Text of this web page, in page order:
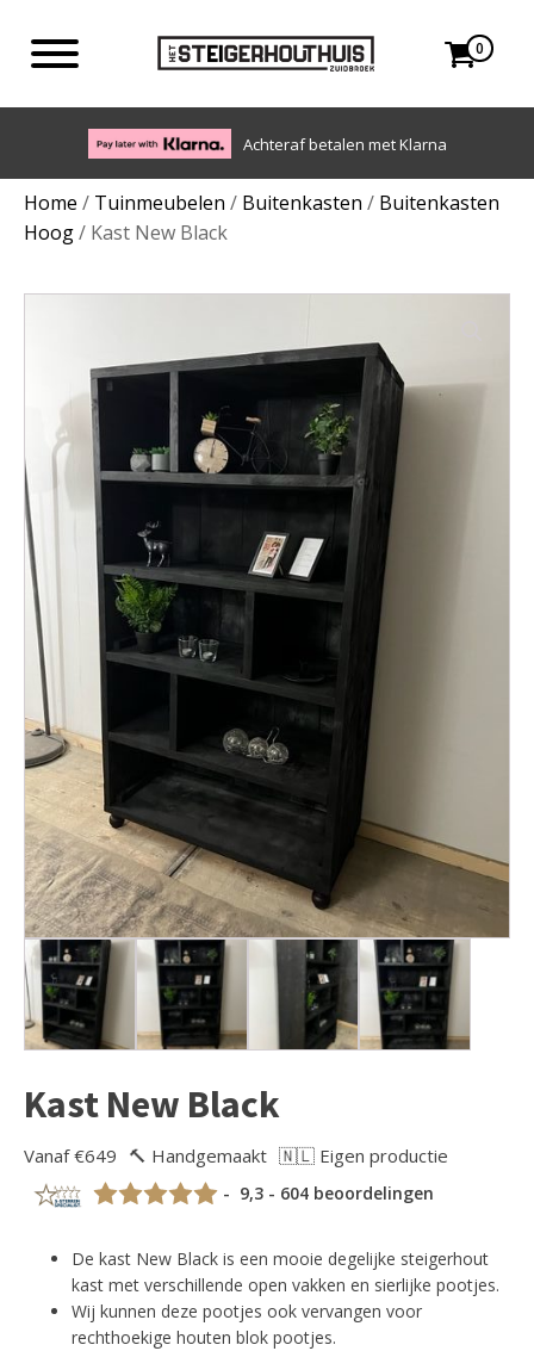
0
Eigen bezorgdienst in NL en BE. Afhalen ook mogelijk.
Home / Tuinmeubelen / Buitenkasten / Buitenkasten
Hoog/ Kast New Black
Kast New Black
Vanaf €649 🔨 Handgemaakt 🇳🇱 Eigen productie
- 9,3 - 604 beoordelingen
De kast New Black is een mooie degelijke steigerhout
kast met verschillende open vakken en sierlijke pootjes.
Wij kunnen deze pootjes ook vervangen voor
rechthoekige houten blok pootjes.